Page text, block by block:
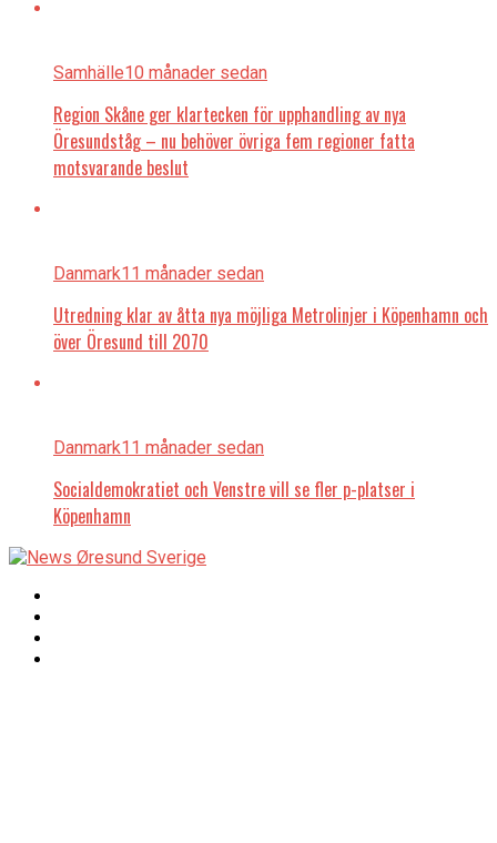
Samhälle10 månader sedan
Region Skåne ger klartecken för upphandling av nya
Öresundståg – nu behöver övriga fem regioner fatta
motsvarande beslut
Danmark11 månader sedan
Utredning klar av åtta nya möjliga Metrolinjer i Köpenhamn och
över Öresund till 2070
Danmark11 månader sedan
Socialdemokratiet och Venstre vill se fler p-platser i
Köpenhamn